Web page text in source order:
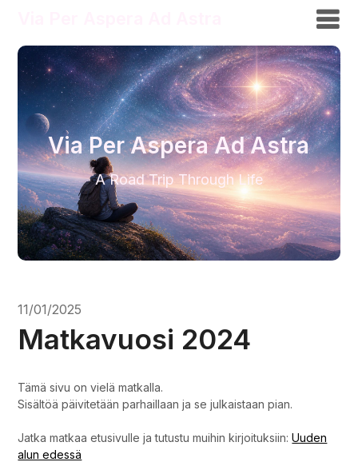
Via Per Aspera Ad Astra
A Road Trip Through Life
11/01/2025
Matkavuosi 2024
Tämä sivu on vielä matkalla.
Sisältöä päivitetään parhaillaan ja se julkaistaan pian.
Jatka matkaa etusivulle ja tutustu muihin kirjoituksiin:Uuden
alun edessä